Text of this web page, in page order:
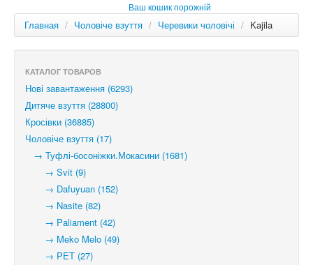
РОС
Ваш кошик порожній
Главная / Чоловіче взуття / Черевики чоловічі / Kajila
КАТАЛОГ ТОВАРОВ
Нові завантаження (6293)
Дитяче взуття (28800)
Кросівки (36885)
Чоловіче взуття (17)
→ Туфлі-босоніжки.Мокасини (1681)
→ Svit (9)
→ Dafuyuan (152)
→ Nasite (82)
→ Paliament (42)
→ Meko Melo (49)
→ PET (27)